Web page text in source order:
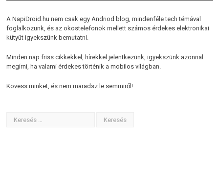
A NapiDroid.hu nem csak egy Andriod blog, mindenféle tech témával
foglalkozunk, és az okostelefonok mellett számos érdekes elektronikai
kütyüt igyekszünk bemutatni.
Minden nap friss cikkekkel, hírekkel jelentkezünk, igyekszünk azonnal
megírni, ha valami érdekes történik a mobilos világban.
Kövess minket, és nem maradsz le semmiről!